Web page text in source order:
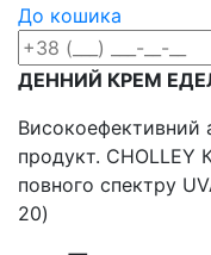
До кошика
ДЕННИЙ КРЕМ
Високоефективний
продукт. CHOLLEY
повного спектру
20)